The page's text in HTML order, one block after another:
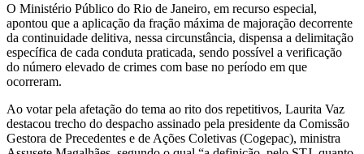
O Ministério Público do Rio de Janeiro, em recurso especial,
apontou que a aplicação da fração máxima de majoração decorrente
da continuidade delitiva, nessa circunstância, dispensa a delimitação
específica de cada conduta praticada, sendo possível a verificação
do número elevado de crimes com base no período em que
ocorreram.
Ao votar pela afetação do tema ao rito dos repetitivos, Laurita Vaz
destacou trecho do despacho assinado pela presidente da Comissão
Gestora de Precedentes e de Ações Coletivas (Cogepac), ministra